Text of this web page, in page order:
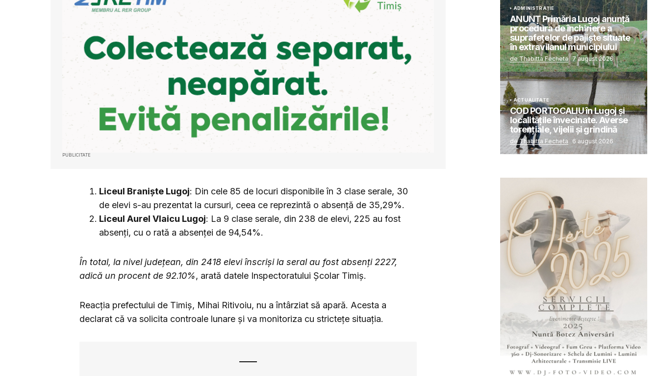
PUBLICITATE
Liceul Braniște Lugoj: Din cele 85 de locuri disponibile în 3 clase serale, 30
de elevi s-au prezentat la cursuri, ceea ce reprezintă o absență de 35,29%.
Liceul Aurel Vlaicu Lugoj: La 9 clase serale, din 238 de elevi, 225 au fost
absenți, cu o rată a absenței de 94,54%.
În total, la nivel județean, din 2418 elevi înscriși la seral au fost absenți 2227,
adică un procent de 92.10%, arată datele Inspectoratului Școlar Timiș.
Reacția prefectului de Timiș, Mihai Ritivoiu, nu a întârziat să apară. Acesta a
declarat că va solicita controale lunare și va monitoriza cu strictețe situația.
ADMINISTRAȚIE
ANUNȚ Primăria Lugoj anunță
procedura de închiriere a
suprafețelor de pajiște situate
în extravilanul municipiului
de Thabitta Fecheta 7 august 2026
ACTUALITATE
COD PORTOCALIU în Lugoj și
localitățile învecinate. Averse
torențiale, vijelii și grindină
de Thabitta Fecheta 6 august 2026